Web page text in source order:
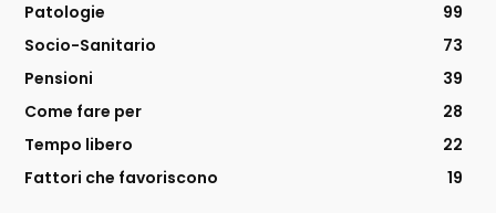
Patologie
99
Socio-Sanitario
73
Pensioni
39
Come fare per
28
Tempo libero
22
Fattori che favoriscono
19